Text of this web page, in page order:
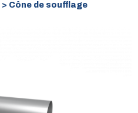
> Cône de soufflage